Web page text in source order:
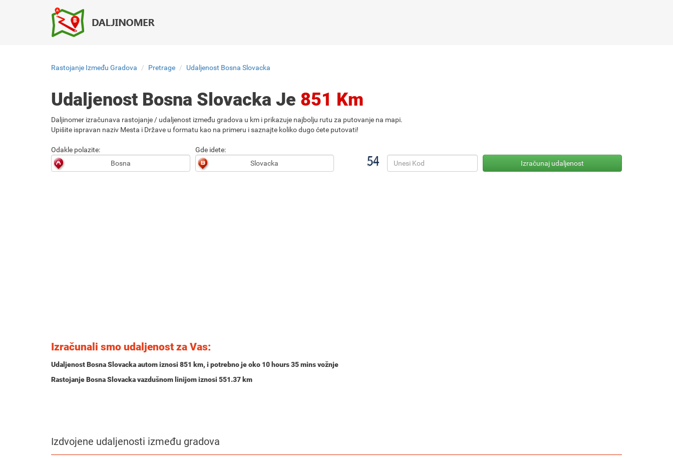
Rastojanje Između Gradova Pretrage Udaljenost Bosna Slovacka
Udaljenost Bosna Slovacka Je 851 Km
Daljinomer izračunava rastojanje / udaljenost između gradova u km i prikazuje najbolju rutu za putovanje na mapi.
Upišite ispravan naziv Mesta i Države u formatu kao na primeru i saznajte koliko dugo ćete putovati!
Odakle polazite: Gde idete:
Izračunali smo udaljenost za Vas:
Udaljenost Bosna Slovacka autom iznosi 851 km, i potrebno je oko 10 hours 35 minsvožnje
Rastojanje Bosna Slovacka vazdušnom linijom iznosi 551.37 km
Izdvojene udaljenosti između gradova